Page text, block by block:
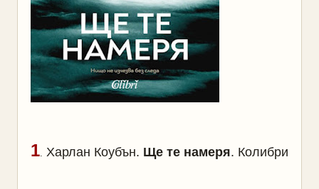
1. Харлан Коубън. Ще те намеря. Колибри